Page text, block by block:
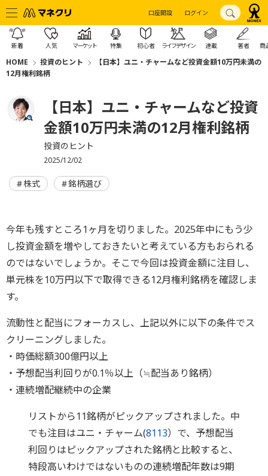
口座開設 ログイン
新着 人気 マーケット 特集 初心者 ライフデザイン 連載 著者 商
HOME 投資のヒント
【日本】ユニ・チャームなど投資金額10万円未満の
12月権利銘柄
【日本】ユニ・チャームなど投資
金額10万円未満の12月権利銘柄
投資のヒント
2025/12/02
株式 銘柄選び
今年も残すところ1ヶ月を切りました。2025年中にもう少
し投資金額を増やしておきたいと考えている方もおられる
のではないでしょうか。そこで今回は投資金額に注目し、
単元株を10万円以下で取得できる12月権利銘柄を確認しま
す。
流動性と配当にフォーカスし、上記以外に以下の条件でス
クリーニングしました。
・時価総額300億円以上
・予想配当利回りが0.1％以上（≒配当あり銘柄）
・連続増配継続中の企業
リストから11銘柄がピックアップされました。中
でも注目はユニ・チャーム(8113）で、予想配当
利回りはピックアップされた銘柄と比較すると、
特段高いわけではないものの連続増配年数は9期